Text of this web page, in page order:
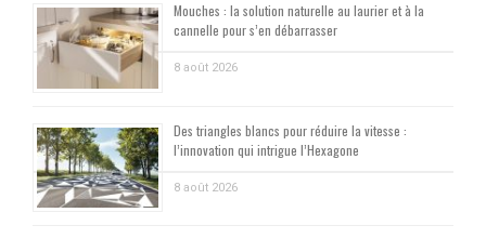
Mouches : la solution naturelle au laurier et à la
cannelle pour s’en débarrasser
8 août 2026
Des triangles blancs pour réduire la vitesse :
l’innovation qui intrigue l’Hexagone
8 août 2026